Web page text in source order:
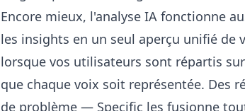
Encore mieux, l'analyse IA fonctionne
les insights en un seul aperçu unifié de
lorsque vos utilisateurs sont répartis
que chaque voix soit représentée. Des
de problème — Specific les fusionne